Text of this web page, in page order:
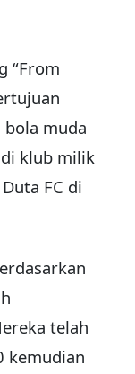
“From
muda
klub milik
FC di
telah
kemudian